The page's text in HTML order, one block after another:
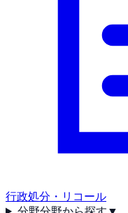
行政処分・リコール